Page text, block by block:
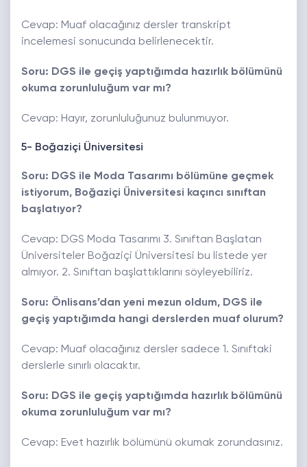
Cevap: Muaf olacağınız dersler transkript
incelemesi sonucunda belirlenecektir.
Soru: DGS ile geçiş yaptığımda hazırlık bölümünü
okuma zorunluluğum var mı?
Cevap: Hayır, zorunluluğunuz bulunmuyor.
5- Boğaziçi Üniversitesi
Soru: DGS ile Moda Tasarımı bölümüne geçmek
istiyorum, Boğaziçi Üniversitesi kaçıncı sınıftan
başlatıyor?
Cevap: DGS Moda Tasarımı 3. Sınıftan Başlatan
Üniversiteler Boğaziçi Üniversitesi bu listede yer
almıyor. 2. Sınıftan başlattıklarını söyleyebiliriz.
Soru: Önlisans’dan yeni mezun oldum, DGS ile
geçiş yaptığımda hangi derslerden muaf olurum?
Cevap: Muaf olacağınız dersler sadece 1. Sınıftaki
derslerle sınırlı olacaktır.
Soru: DGS ile geçiş yaptığımda hazırlık bölümünü
okuma zorunluluğum var mı?
Cevap: Evet hazırlık bölümünü okumak zorundasınız.